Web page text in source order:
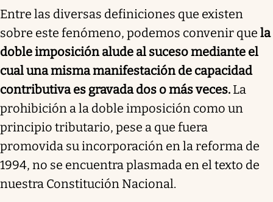
Entre las diversas definiciones que existen
sobre este fenómeno, podemos convenir que la
doble imposición alude al suceso mediante el
cual una misma manifestación de capacidad
contributiva es gravada dos o más veces. La
prohibición a la doble imposición como un
principio tributario, pese a que fuera
promovida su incorporación en la reforma de
1994, no se encuentra plasmada en el texto de
nuestra Constitución Nacional.